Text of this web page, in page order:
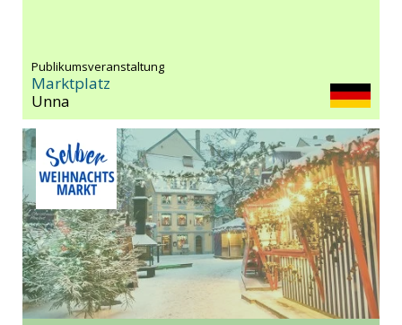
Publikumsveranstaltung
Marktplatz
Unna